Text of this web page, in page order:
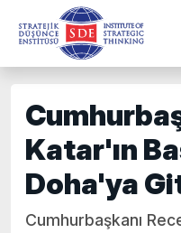
Katar'ın
Doha'ya
Cumhurbaşkanı